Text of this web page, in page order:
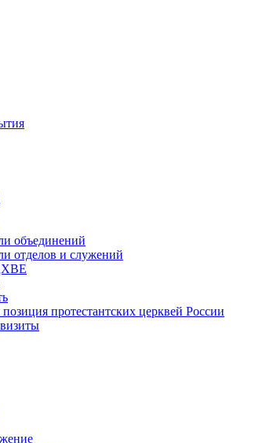
объединений
отделов и служений
протестантских церквей России